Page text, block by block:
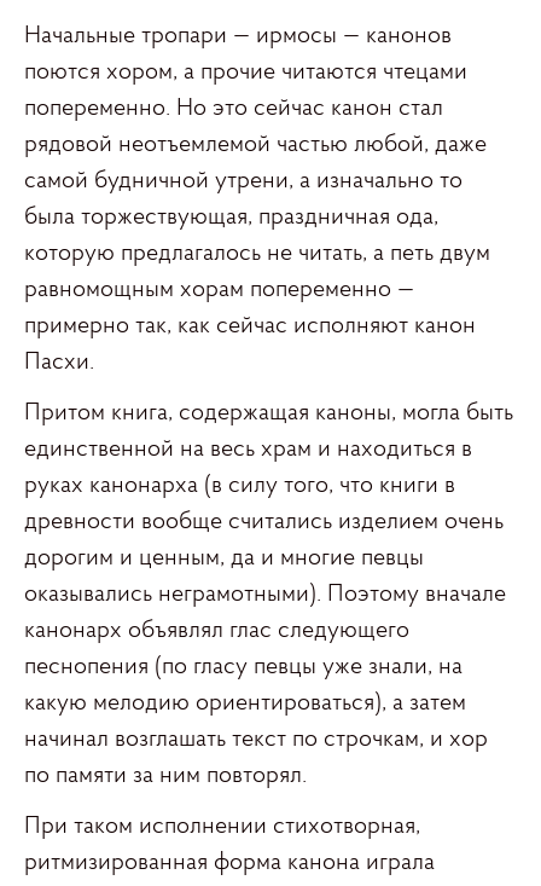
Начальные тропари — ирмосы — канонов
поются хором, а прочие читаются чтецами
попеременно. Но это сейчас канон стал
рядовой неотъемлемой частью любой, даже
самой будничной утрени, а изначально то
была торжествующая, праздничная ода,
которую предлагалось не читать, а петь двум
равномощным хорам попеременно —
примерно так, как сейчас исполняют канон
Пасхи.
Притом книга, содержащая каноны, могла быть
единственной на весь храм и находиться в
руках канонарха (в силу того, что книги в
древности вообще считались изделием очень
дорогим и ценным, да и многие певцы
оказывались неграмотными). Поэтому вначале
канонарх объявлял глас следующего
песнопения (по гласу певцы уже знали, на
какую мелодию ориентироваться), а затем
начинал возглашать текст по строчкам, и хор
по памяти за ним повторял.
При таком исполнении стихотворная,
ритмизированная форма канона играла